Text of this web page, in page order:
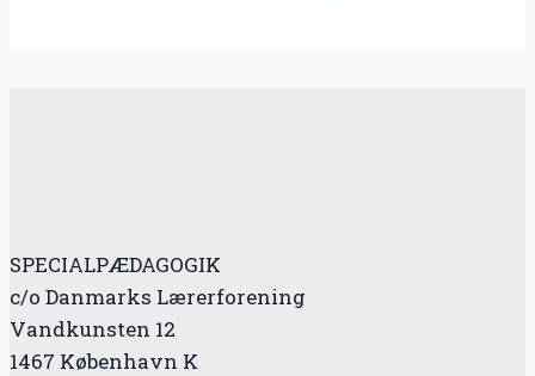
SPECIALPÆDAGOGIK
c/o Danmarks Lærerforening
Vandkunsten 12
1467 København K